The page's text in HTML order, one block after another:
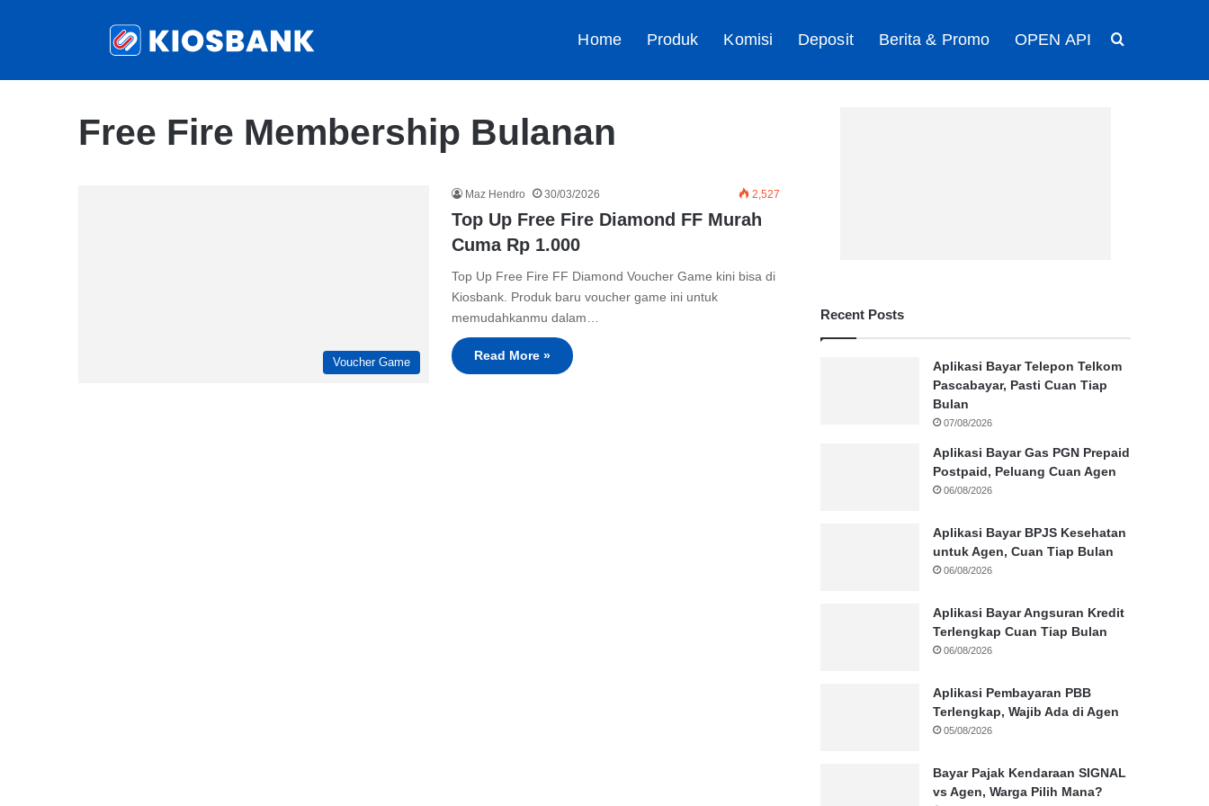
Home Produk Komisi Deposit Berita & Promo OPEN API
Free Fire Membership Bulanan
Voucher Game
Maz Hendro 30/03/2026 2,527
Top Up Free Fire Diamond FF Murah
Cuma Rp 1.000
Top Up Free Fire FF Diamond Voucher Game kini bisa di
Kiosbank. Produk baru voucher game ini untuk
memudahkanmu dalam…
Read More »
Recent Posts
Aplikasi Bayar Telepon Telkom
Pascabayar, Pasti Cuan Tiap
Bulan
07/08/2026
Aplikasi Bayar Gas PGN Prepaid
Postpaid, Peluang Cuan Agen
06/08/2026
Aplikasi Bayar BPJS Kesehatan
untuk Agen, Cuan Tiap Bulan
06/08/2026
Aplikasi Bayar Angsuran Kredit
Terlengkap Cuan Tiap Bulan
06/08/2026
Aplikasi Pembayaran PBB
Terlengkap, Wajib Ada di Agen
05/08/2026
Bayar Pajak Kendaraan SIGNAL
vs Agen, Warga Pilih Mana?